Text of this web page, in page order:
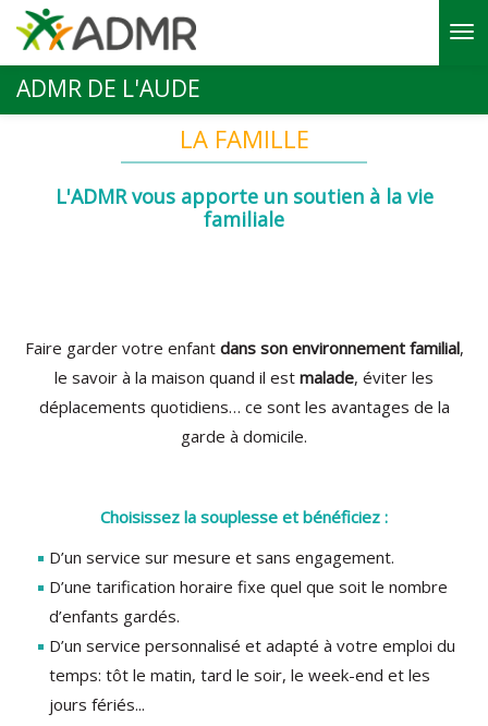
Aller au contenu principal
ADMR DE L'AUDE
LA FAMILLE
L'ADMR vous apporte un soutien à la vie
familiale
Faire garder votre enfant dans son environnement familial,
le savoir à la maison quand il est malade, éviter les
déplacements quotidiens… ce sont les avantages de la
garde à domicile.
Choisissez la souplesse et bénéficiez :
D’un service sur mesure et sans engagement.
D’une tarification horaire fixe quel que soit le nombre
d’enfants gardés.
D’un service personnalisé et adapté à votre emploi du
temps: tôt le matin, tard le soir, le week-end et les
jours fériés...